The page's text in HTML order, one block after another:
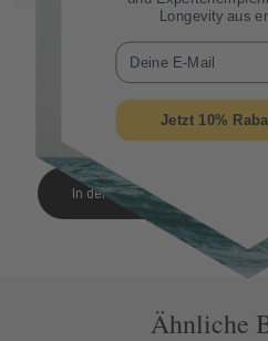
Normaler
Preis
Ab € 80,10
Ähnliche
Longevity aus
E-Mail
Jetzt 10%